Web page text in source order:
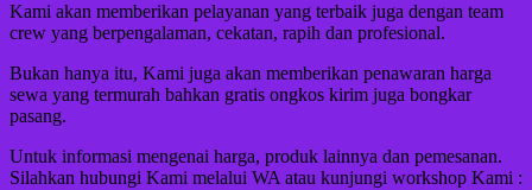
Kami akan memberikan pelayanan yang terbaik juga dengan team
crew yang berpengalaman, cekatan, rapih dan profesional.
Bukan hanya itu, Kami juga akan memberikan penawaran harga
sewa yang termurah bahkan gratis ongkos kirim juga bongkar
pasang.
Untuk informasi mengenai harga, produk lainnya dan pemesanan.
Silahkan hubungi Kami melalui WA atau kunjungi workshop Kami :